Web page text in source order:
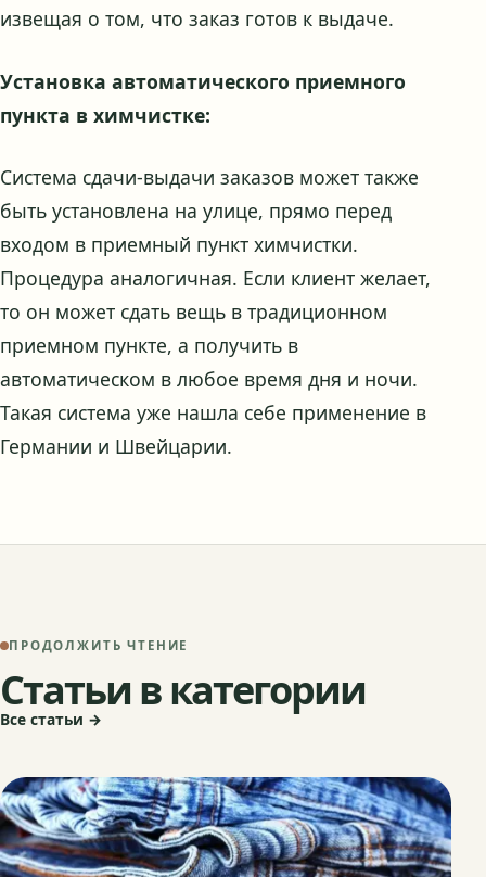
извещая о том, что заказ готов к выдаче.
Установка автоматического приемного
пункта в химчистке:
Система сдачи-выдачи заказов может также
быть установлена на улице, прямо перед
входом в приемный пункт химчистки.
Процедура аналогичная. Если клиент желает,
то он может сдать вещь в традиционном
приемном пункте, а получить в
автоматическом в любое время дня и ночи.
Такая система уже нашла себе применение в
Германии и Швейцарии.
ПРОДОЛЖИТЬ ЧТЕНИЕ
Статьи в категории
Все статьи →